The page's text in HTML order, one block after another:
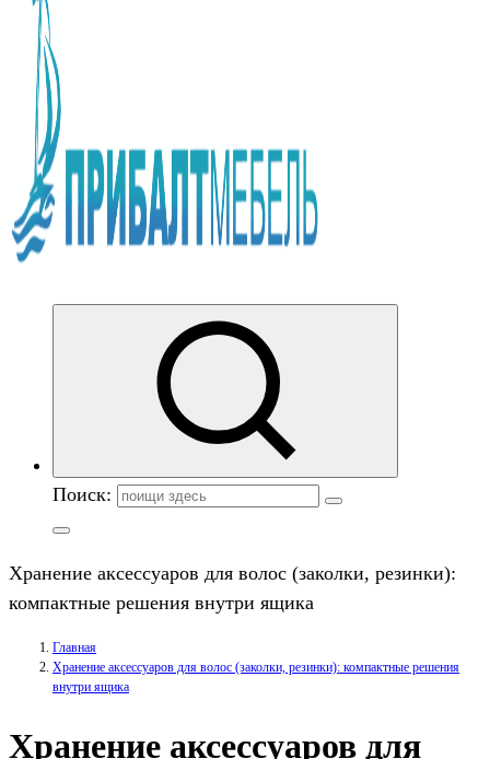
Поиск:
Хранение аксессуаров для волос (заколки, резинки):
компактные решения внутри ящика
Главная
Хранение аксессуаров для волос (заколки, резинки): компактные решения
внутри ящика
Хранение аксессуаров для